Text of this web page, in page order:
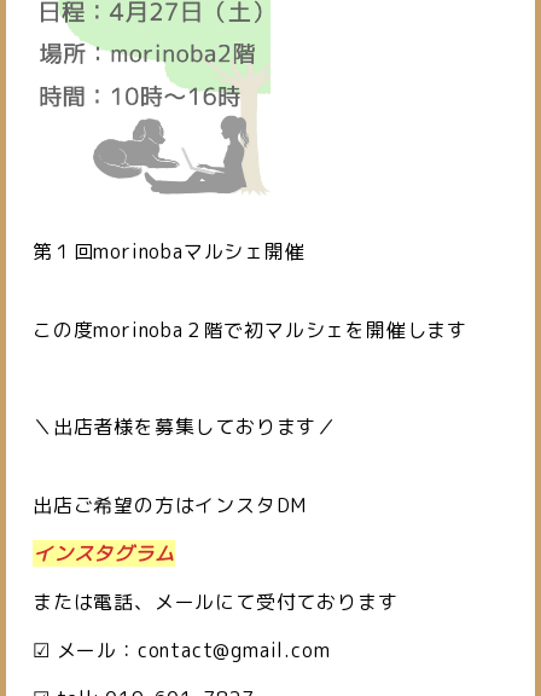
第１回morinobaマルシェ開催
この度morinoba２階で初マルシェを開催します
＼出店者様を募集しております／
出店ご希望の方はインスタDM
インスタグラム
または電話、メールにて受付ております
☑ メール： contact@gmail.com